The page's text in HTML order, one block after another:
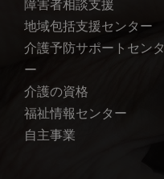
障害者相談支援
地域包括支援センター
介護予防サポートセンタ
ー
介護の資格
福祉情報センター
自主事業